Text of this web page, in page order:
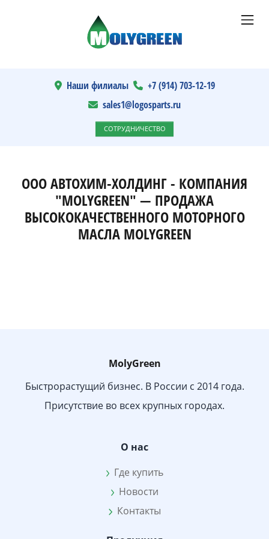
Наши филиалы
+7 (914) 703-12-19
sales1@logosparts.ru
СОТРУДНИЧЕСТВО
ООО АВТОХИМ-ХОЛДИНГ - КОМПАНИЯ
"MOLYGREEN" — ПРОДАЖА
ВЫСОКОКАЧЕСТВЕННОГО МОТОРНОГО
МАСЛА MOLYGREEN
MolyGreen
Быстрорастущий бизнес. В России с 2014 года.
Присутствие во всех крупных городах.
О нас
Где купить
Новости
Контакты